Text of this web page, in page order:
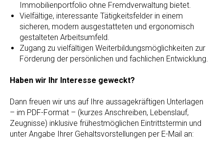
Immobilienportfolio ohne Fremdverwaltung bietet.
Vielfältige, interessante Tätigkeitsfelder in einem
sicheren, modern ausgestatteten und ergonomisch
gestalteten Arbeitsumfeld.
Zugang zu vielfältigen Weiterbildungsmöglichkeiten zur
Förderung der persönlichen und fachlichen Entwicklung.
Haben wir Ihr Interesse geweckt?
Dann freuen wir uns auf Ihre aussagekräftigen Unterlagen
– im PDF-Format – (kurzes Anschreiben, Lebenslauf,
Zeugnisse) inklusive frühestmöglichen Eintrittstermin und
unter Angabe Ihrer Gehaltsvorstellungen per E-Mail an: